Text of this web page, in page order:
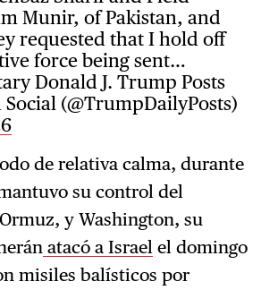
Munir, of Pakistan, and
requested that I hold off
force being sent…
Donald J. Trump Posts
(@TrumpDailyPosts)
de relativa calma, durante
su control del
y Washington, su
atacó a Israel el domingo
misiles balísticos por